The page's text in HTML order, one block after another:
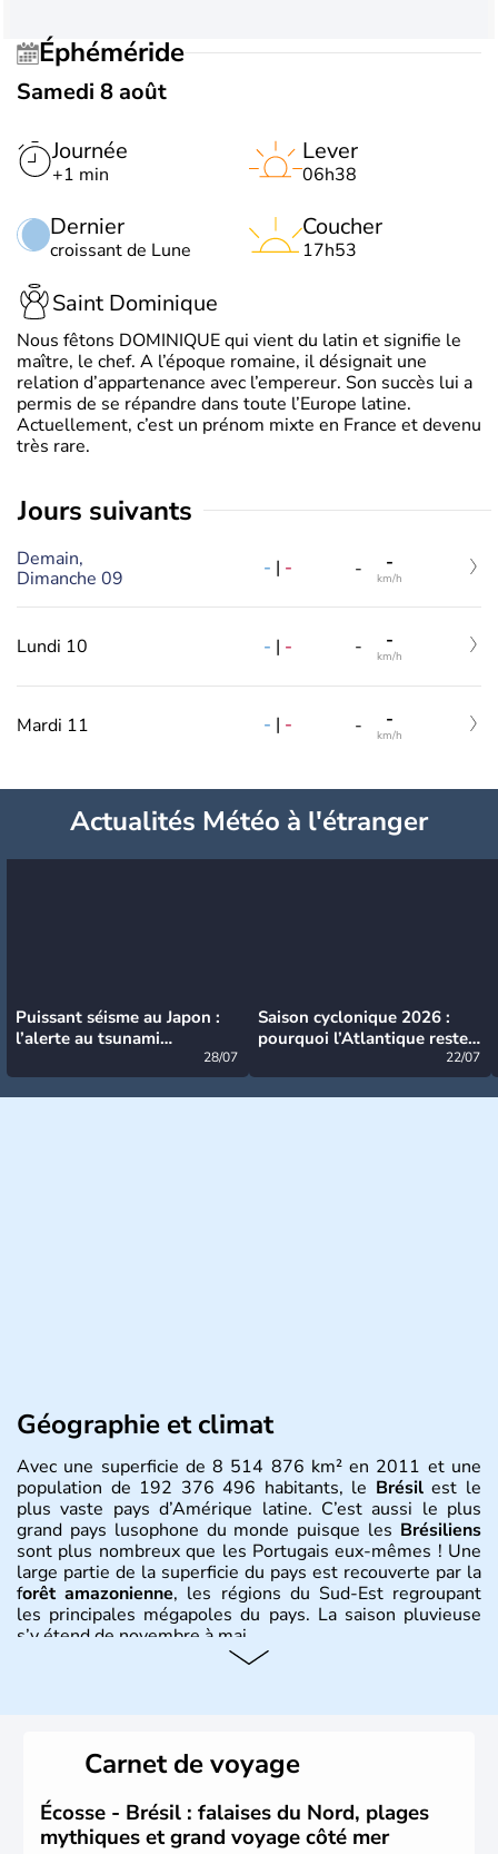
Éphéméride
Samedi 8 août
Journée
+1 min
Dernier
croissant de Lune
Lever
06h38
Coucher
17h53
Saint Dominique
Nous fêtons DOMINIQUE qui vient du latin et signifie le
maître, le chef. A l’époque romaine, il désignait une
relation d’appartenance avec l’empereur. Son succès lui a
permis de se répandre dans toute l’Europe latine.
Actuellement, c’est un prénom mixte en France et devenu
très rare.
jours suivants
Demain,
Dimanche 09
- | - - -
km/h
Lundi 10 - | - - -
km/h
Mardi 11 - | - - -
km/h
Actualités Météo à l'étranger
Puissant séisme au Japon :
l’alerte au tsunami
28/07
Saison cyclonique 2026 :
pourquoi l’Atlantique reste
22/07
Géographie et climat
Avec une superficie de 8 514 876 km² en 2011 et une
population de 192 376 496 habitants, le Brésilest le
plus vaste pays d’Amérique latine. C’est aussi le plus
grand pays lusophone du monde puisque les Brésiliens
sont plus nombreux que les Portugais eux-mêmes ! Une
large partie de la superficie du pays est recouverte par la
forêt amazonienne, les régions du Sud-Est regroupant
les principales mégapoles du pays. La saison pluvieuse
s’y étend de novembre à mai.
du Brésil ont été atteintes par le portugais Cabral en
1500. Durant le XVIe siècle, de très nombreux esclaves
venus d'Afrique ont permis une large exploitation des
ressources en sucre du pays.
Carnet de voyage
Écosse - Brésil : falaises du Nord, plages
mythiques et grand voyage côté mer